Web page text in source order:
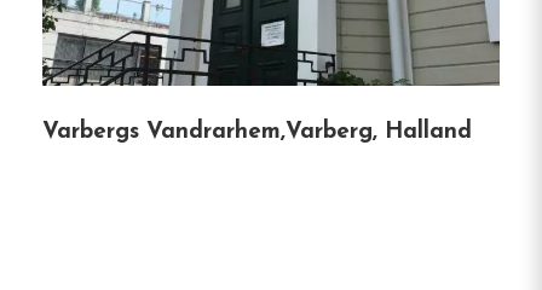
Vandrarhem
Centralt läge
Enkel-, dubbel- och familjerum
Varbergs Vandrarhem,Varberg, Halland